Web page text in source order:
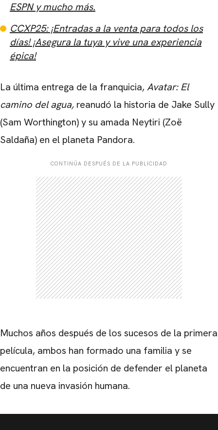
ESPN y mucho más.
CCXP25: ¡Entradas a la venta para todos los
días! ¡Asegura la tuya y vive una experiencia
épica!
La última entrega de la franquicia, Avatar: El
camino del agua, reanudó la historia de Jake Sully
(Sam Worthington) y su amada Neytiri (Zoë
Saldaña) en el planeta Pandora.
CONTINÚA DESPUÉS DE LA PUBLICIDAD
Muchos años después de los sucesos de la primera
película, ambos han formado una familia y se
encuentran en la posición de defender el planeta
de una nueva invasión humana.